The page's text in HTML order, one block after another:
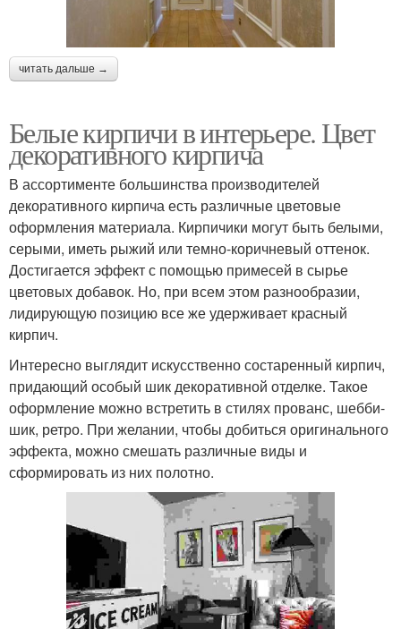
читать дальше →
Белые кирпичи в интерьере. Цвет
декоративного кирпича
В ассортименте большинства производителей
декоративного кирпича есть различные цветовые
оформления материала. Кирпичики могут быть белыми,
серыми, иметь рыжий или темно-коричневый оттенок.
Достигается эффект с помощью примесей в сырье
цветовых добавок. Но, при всем этом разнообразии,
лидирующую позицию все же удерживает красный
кирпич.
Интересно выглядит искусственно состаренный кирпич,
придающий особый шик декоративной отделке. Такое
оформление можно встретить в стилях прованс, шебби-
шик, ретро. При желании, чтобы добиться оригинального
эффекта, можно смешать различные виды и
сформировать из них полотно.